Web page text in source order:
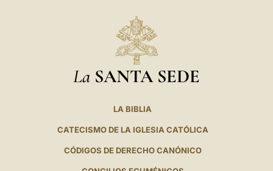
La SANTA SEDE
LA BIBLIA
CATECISMO DE LA IGLESIA CATÓLICA
CÓDIGOS DE DERECHO CANÓNICO